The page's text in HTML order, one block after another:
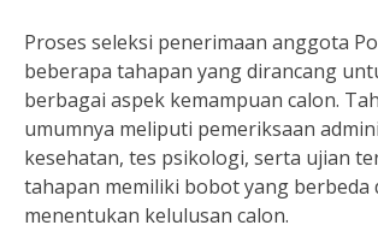
Proses seleksi penerimaan anggota
beberapa tahapan yang dirancang
berbagai aspek kemampuan calon.
umumnya meliputi pemeriksaan
kesehatan, tes psikologi, serta ujian
tahapan memiliki bobot yang berbeda
menentukan kelulusan calon.